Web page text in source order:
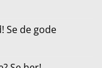
Se de gode